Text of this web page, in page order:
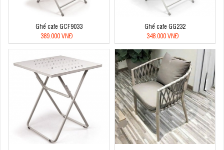
Ghế cafe GCF9033
389.000 VNĐ
Ghế cafe GG232
348.000 VNĐ